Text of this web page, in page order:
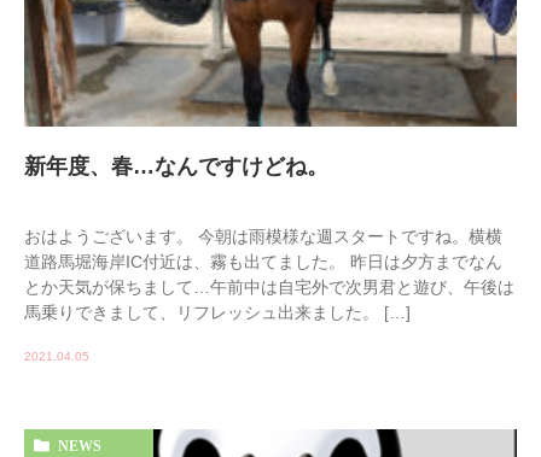
新年度、春…なんですけどね。
おはようございます。 今朝は雨模様な週スタートですね。横横
道路馬堀海岸IC付近は、霧も出てました。 昨日は夕方までなん
とか天気が保ちまして…午前中は自宅外で次男君と遊び、午後は
馬乗りできまして、リフレッシュ出来ました。 […]
2021.04.05
NEWS